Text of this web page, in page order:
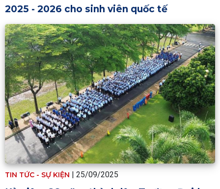
2025 - 2026 cho sinh viên quốc tế
TIN TỨC - SỰ KIỆN | 25/09/2025